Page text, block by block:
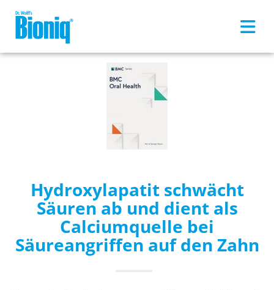
Hydroxylapatit schwächt
Säuren ab und dient als
Calciumquelle bei
Säureangriffen auf den Zahn